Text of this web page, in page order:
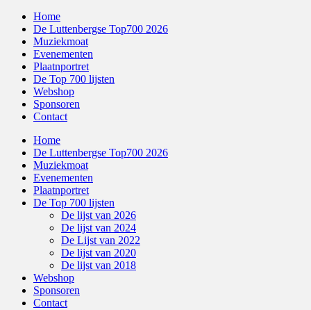
Home
De Luttenbergse Top700 2026
Muziekmoat
Evenementen
Plaatnportret
De Top 700 lijsten
Webshop
Sponsoren
Contact
Home
De Luttenbergse Top700 2026
Muziekmoat
Evenementen
Plaatnportret
De Top 700 lijsten
De lijst van 2026
De lijst van 2024
De Lijst van 2022
De lijst van 2020
De lijst van 2018
Webshop
Sponsoren
Contact